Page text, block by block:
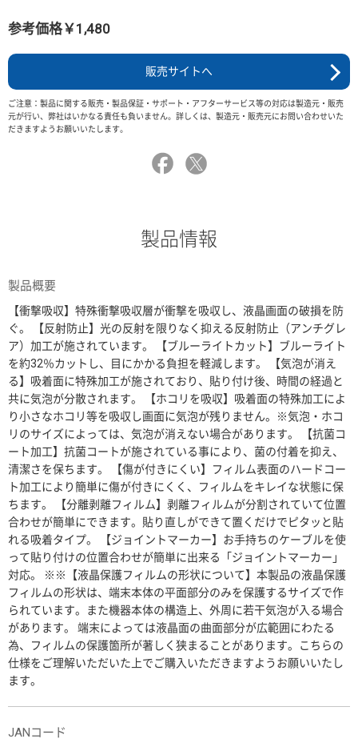
参考価格￥1,480
販売サイトへ
ご注意：製品に関する販売・製品保証・サポート・アフターサービス等の対応は製造元・販売
元が行い、弊社はいかなる責任も負いません。詳しくは、製造元・販売元にお問い合わせいた
だきますようお願いいたします。
製品情報
製品概要
【衝撃吸収】特殊衝撃吸収層が衝撃を吸収し、液晶画面の破損を防
ぐ。 【反射防止】光の反射を限りなく抑える反射防止（アンチグレ
ア）加工が施されています。 【ブルーライトカット】ブルーライト
を約32％カットし、目にかかる負担を軽減します。 【気泡が消え
る】吸着面に特殊加工が施されており、貼り付け後、時間の経過と
共に気泡が分散されます。 【ホコリを吸収】吸着面の特殊加工によ
り小さなホコリ等を吸収し画面に気泡が残りません。※気泡・ホコ
リのサイズによっては、気泡が消えない場合があります。 【抗菌コ
ート加工】抗菌コートが施されている事により、菌の付着を抑え、
清潔さを保ちます。 【傷が付きにくい】フィルム表面のハードコー
ト加工により簡単に傷が付きにくく、フィルムをキレイな状態に保
ちます。 【分離剥離フィルム】剥離フィルムが分割されていて位置
合わせが簡単にできます。貼り直しができて置くだけでピタッと貼
れる吸着タイプ。 【ジョイントマーカー】お手持ちのケーブルを使
って貼り付けの位置合わせが簡単に出来る「ジョイントマーカー」
対応。 ※※【液晶保護フィルムの形状について】本製品の液晶保護
フィルムの形状は、端末本体の平面部分のみを保護するサイズで作
られています。また機器本体の構造上、外周に若干気泡が入る場合
があります。 端末によっては液晶面の曲面部分が広範囲にわたる
為、フィルムの保護箇所が著しく狭まることがあります。こちらの
仕様をご理解いただいた上でご購入いただきますようお願いいたし
ます。
JANコード